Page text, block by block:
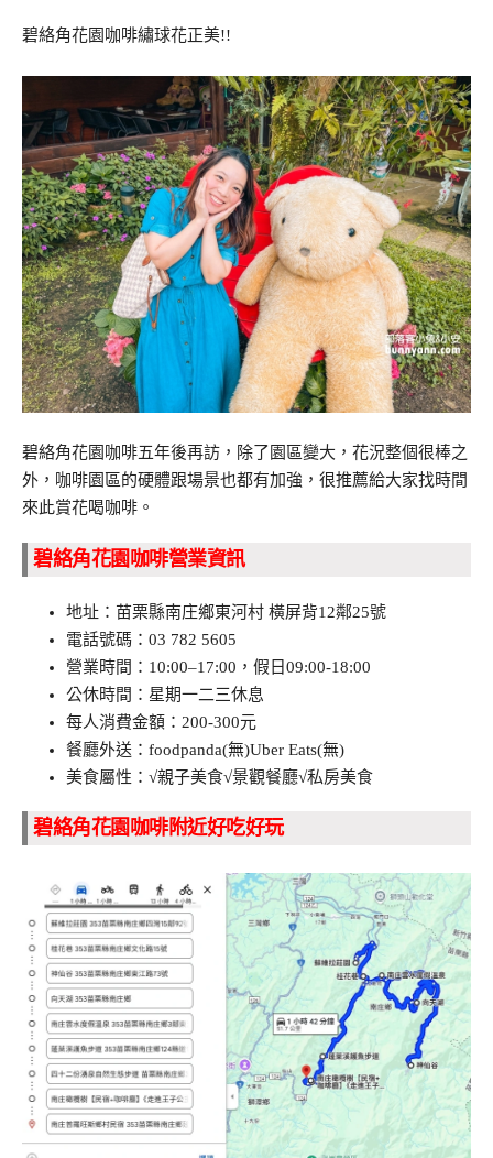
碧絡角花園咖啡繡球花正美!!
碧絡角花園咖啡五年後再訪，除了園區變大，花況整個很棒之
外，咖啡園區的硬體跟場景也都有加強，很推薦給大家找時間
來此賞花喝咖啡。
碧絡角花園咖啡營業資訊
地址：苗栗縣南庄鄉東河村 橫屏背12鄰25號
電話號碼：03 782 5605
營業時間：10:00–17:00，假日09:00-18:00
公休時間：星期一二三休息
每人消費金額：200-300元
餐廳外送：foodpanda(無)Uber Eats(無)
美食屬性：√親子美食√景觀餐廳√私房美食
碧絡角花園咖啡附近好吃好玩